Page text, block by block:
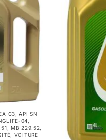
C3,API SN
04,
, MB 229.52,
, VOITURE